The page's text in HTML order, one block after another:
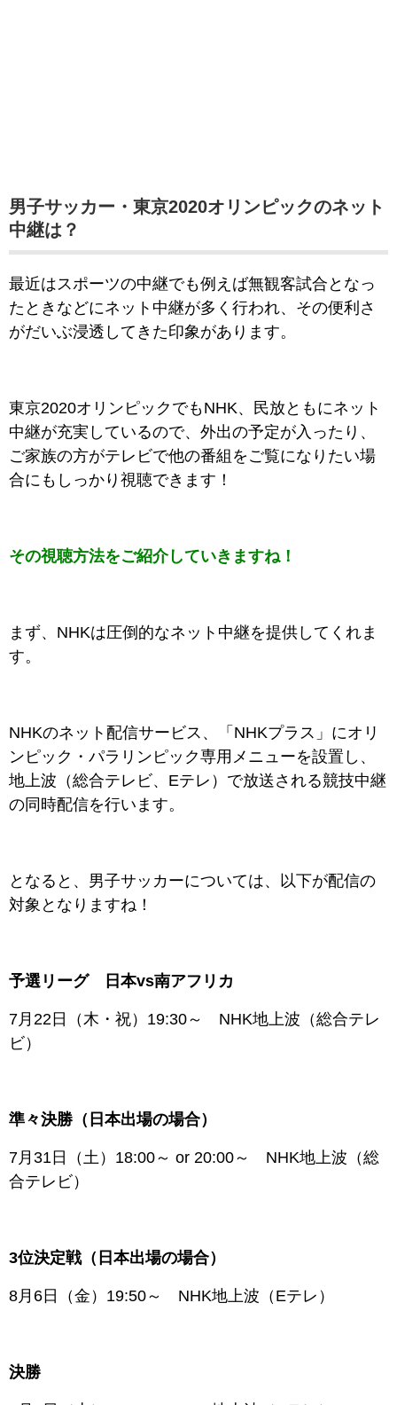
男子サッカー・東京2020オリンピックのネット
中継は？
最近はスポーツの中継でも例えば無観客試合となっ
たときなどにネット中継が多く行われ、その便利さ
がだいぶ浸透してきた印象があります。
東京2020オリンピックでもNHK、民放ともにネット
中継が充実しているので、外出の予定が入ったり、
ご家族の方がテレビで他の番組をご覧になりたい場
合にもしっかり視聴できます！
その視聴方法をご紹介していきますね！
まず、NHKは圧倒的なネット中継を提供してくれま
す。
NHKのネット配信サービス、「NHKプラス」にオリ
ンピック・パラリンピック専用メニューを設置し、
地上波（総合テレビ、Eテレ）で放送される競技中継
の同時配信を行います。
となると、 男子サッカーについては、以下が配信の
対象となりますね！
予選リーグ 日本vs南アフリカ
7月22日（木・祝）19:30～ NHK地上波（総合テレ
ビ）
準々決勝（日本出場の場合）
7月31日（土）18:00～ or 20:00～ NHK地上波（総
合テレビ）
3位決定戦（日本出場の場合）
8月6日（金）19:50～ NHK地上波（Eテレ）
決勝